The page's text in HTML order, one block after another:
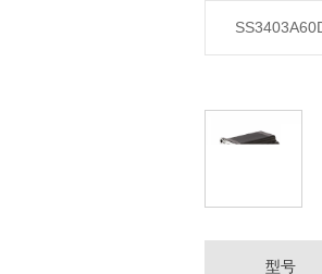
型号